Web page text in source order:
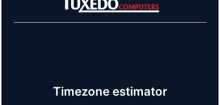
Timezone estimator